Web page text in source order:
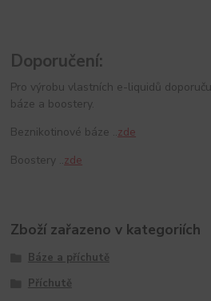
Doporučení:
Pro výrobu vlastních e-liquidů
báze a boostery.
Beznikotinové báze ..zde
Boostery ..zde
Zboží zařazeno v kategoriích
Báze a příchutě
Příchutě